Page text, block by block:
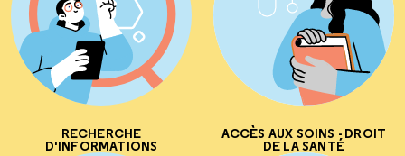
RECHERCHE
D'INFORMATIONS
ACCÈS AUX SOINS - DROIT
DE LA SANTÉ